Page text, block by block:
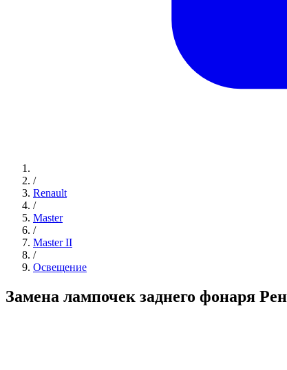
/
Renault
/
Master
/
Master II
/
Освещение
Замена лампочек заднего фонаря